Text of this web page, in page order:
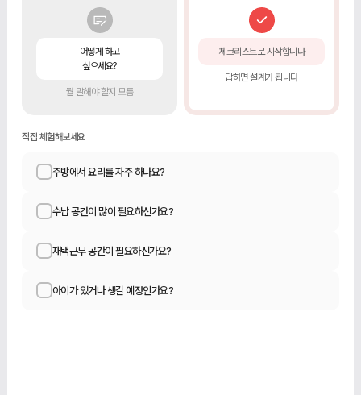
어떻게 하고
싶으세요?
뭘 말해야 할지 모름
체크리스트로 시작합니다
답하면 설계가 됩니다
직접 체험해보세요
주방에서 요리를 자주 하나요?
수납 공간이 많이 필요하신가요?
재택근무 공간이 필요하신가요?
아이가 있거나 생길 예정인가요?